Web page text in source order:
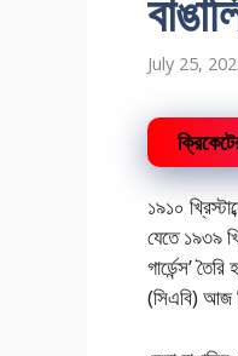
July 25,
১৯১০
যেতে ১৯৩৯
গার্ডেন্স’
(সিএবি) আজ